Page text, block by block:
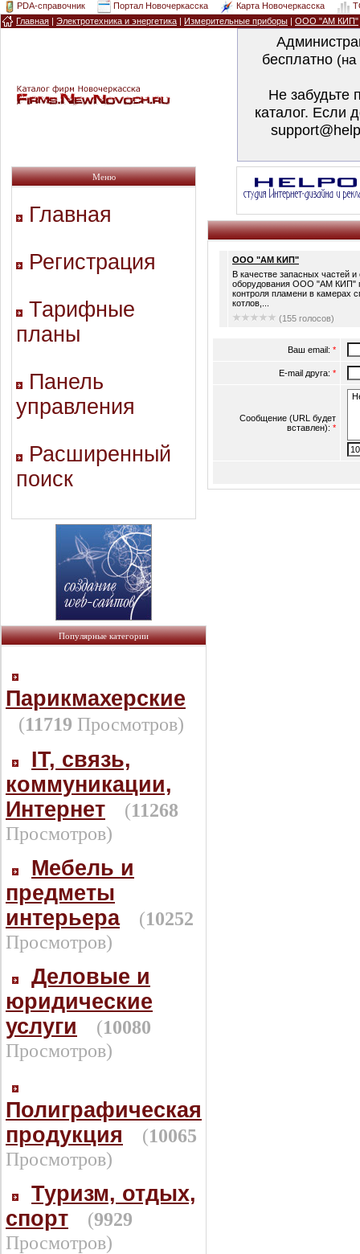
PDA-справочник Портал Новочеркасска Карта Новочеркасска
Главная | Электротехника и энергетика | Измерительные приборы | ООО "АМ КИП"
бесплатно
Не забудьте
каталог. Если
Меню
Главная
Регистрация
Тарифные
планы
Панель
управления
Расширенный
поиск
Популярные категории
Парикмахерские
(11719 Просмотров)
IT, связь,
коммуникации,
Интернет
(11268
Просмотров)
Мебель и
предметы
интерьера
(10252
Просмотров)
Деловые и
юридические
услуги
(10080
Просмотров)
Полиграфическая
продукция
(10065
Просмотров)
Туризм, отдых,
спорт
(9929
Просмотров)
ООО "АМ КИП"
В качестве запасных частей и
оборудования ООО "АМ КИП"
контроля пламени в камерах
котлов,...
(155 голосов)
Ваш email: *
E-mail друга: *
Сообщение (URL будет
вставлен): *